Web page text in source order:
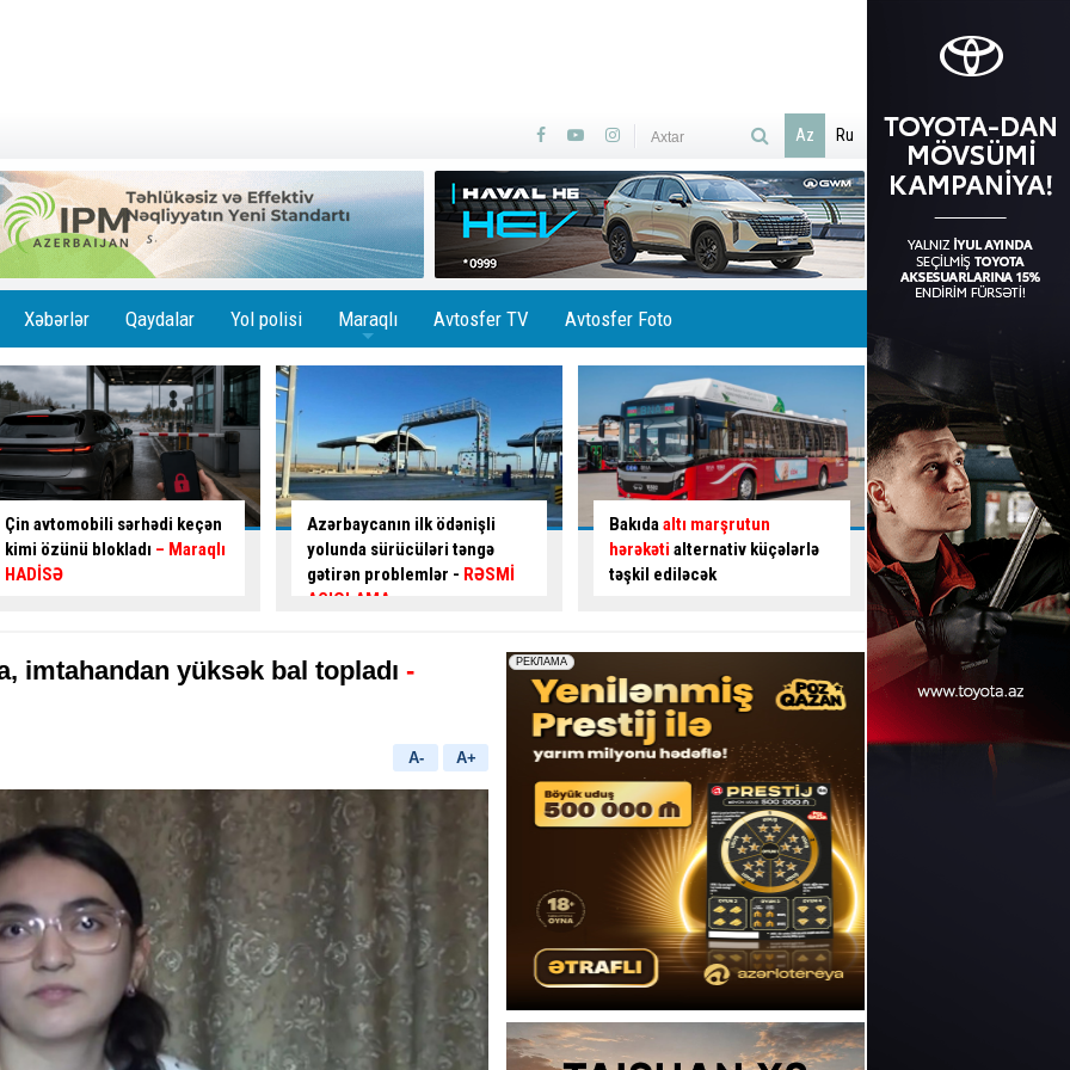
Az Ru
Xəbərlər Qaydalar Yol polisi Maraqlı Avtosfer TV Avtosfer Foto
Azərbaycanın ilk ödənişli
yolunda sürücüləri təngə
gətirən problemlər -
Bakıdaaltı marşrutun
hərəkətialternativ küçələrlə
təşkil ediləcək
İlisuda Ramramay şəlaləsinə
gedənlərdən ödəniş alınır? -
İDDİA - VİDEO
Qəzaya səbəb olan
avtobus sürücüsü ilə
mübahisə etdi-
imtahandan yüksək bal topladı -
A- A+